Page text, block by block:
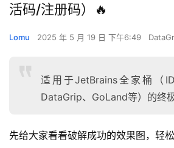
活码/注册码）🔥
Lomu 2025 年 5 月 19 日 下午6:49
适用于JetBrains全家桶（
DataGrip、GoLand等）的终
先给大家看看破解成功的效果图，轻